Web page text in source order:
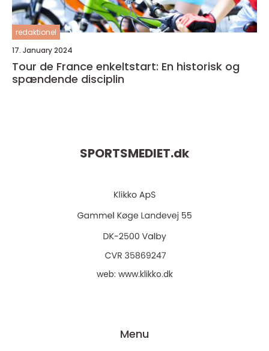
redaktionel
17. January 2024
Tour de France enkeltstart: En historisk og
spændende disciplin
SPORTSMEDIET.dk
web: www.klikko.dk
Menu